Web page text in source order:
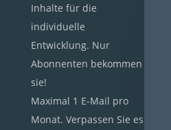
Inhalte für die
individuelle
Entwicklung. Nur
Abonnenten bekommen
sie!
Maximal 1 E-Mail pro
Monat. Verpassen Sie es